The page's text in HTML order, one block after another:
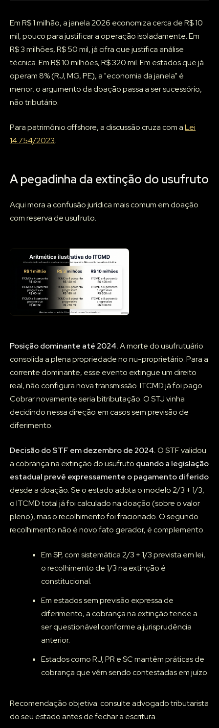
Em R$ 1 milhão, a janela 2026 economiza cerca de R$ 10
mil, pouco para justificar a operação isoladamente. Em
R$ 3 milhões, R$ 50 mil, já cifra que justifica análise
técnica. Em R$ 10 milhões, R$ 320 mil. Em estados que já
operam 8% (RJ, MG, PE), a "economia da janela" é
menor; o argumento da doação passa a ser sucessório,
não tributário.
Para patrimônio offshore, a discussão cruza com aLei
14.754/2023.
A pegadinha da extinção do usufruto
Aqui mora a confusão jurídica mais comum em doação
com reserva de usufruto.
Posição dominante até 2024.A morte do usufrutuário
consolida a plena propriedade no nu-proprietário. Para a
corrente dominante, esse evento extingue um direito
real, não configura nova transmissão. ITCMD já foi pago.
Cobrar novamente seria bitributação. O STJ vinha
decidindo nessa direção em casos sem previsão de
diferimento.
Decisão do STF em dezembro de 2024.O STF validou
a cobrança na extinção do usufruto quando a legislação
estadual prevê expressamente o pagamento diferido
desde a doação. Se o estado adota o modelo 2/3 + 1/3,
o ITCMD total já foi calculado na doação (sobre o valor
pleno), mas o recolhimento foi fracionado. O segundo
recolhimento não é novo fato gerador, é complemento.
Em SP, com sistemática 2/3 + 1/3 prevista em lei,
o recolhimento de 1/3 na extinção é
constitucional.
Em estados sem previsão expressa de
diferimento, a cobrança na extinção tende a
ser questionável conforme a jurisprudência
anterior.
Estados como RJ, PR e SC mantêm práticas de
cobrança que vêm sendo contestadas em juízo.
Recomendação objetiva: consulte advogado tributarista
do seu estado antes de fechar a escritura.